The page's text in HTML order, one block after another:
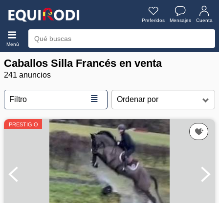
Preferidos Mensajes Cuenta
Menú
Caballos Silla Francés en venta
241 anuncios
Filtro ≣
PRESTIGIO